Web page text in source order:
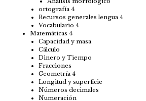
ortografía 4
Recursos generales lengua 4
Vocabulario 4
Matemáticas 4
Capacidad y masa
Cálculo
Dinero y Tiempo
Fracciones
Geometría 4
Longitud y superficie
Números decimales
Numeración